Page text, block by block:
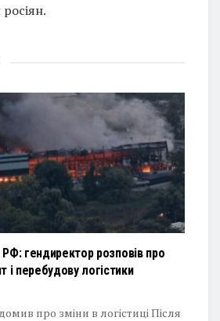
РФ: гендиректор розповів про
перебудову логістики
про зміни в логістиці Після